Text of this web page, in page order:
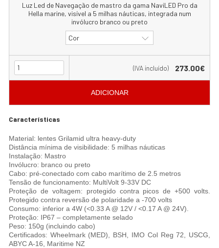
Luz Led de Navegação de mastro da gama NaviLED Pro da
Hella marine, visível a 5 milhas náuticas, integrada num
invólucro branco ou preto
Cor
(IVA incluído) 273.00€
ADICIONAR
Características
Material: lentes Grilamid ultra heavy-duty
Distância mínima de visibilidade: 5 milhas náuticas
Instalação: Mastro
Invólucro: branco ou preto
Cabo: pré-conectado com cabo marítimo de 2.5 metros
Tensão de funcionamento: MultiVolt 9-33V DC
Proteção de voltagem: protegido contra picos de +500 volts.
Protegido contra reversão de polaridade a -700 volts
Consumo: inferior a 4W (<0.33 A @ 12V / <0.17 A @ 24V).
Proteção: IP67 – completamente selado
Peso: 150g (incluindo cabo)
Certificados: Wheelmark (MED), BSH, IMO Col Reg 72, USCG,
ABYC A-16, Maritime NZ